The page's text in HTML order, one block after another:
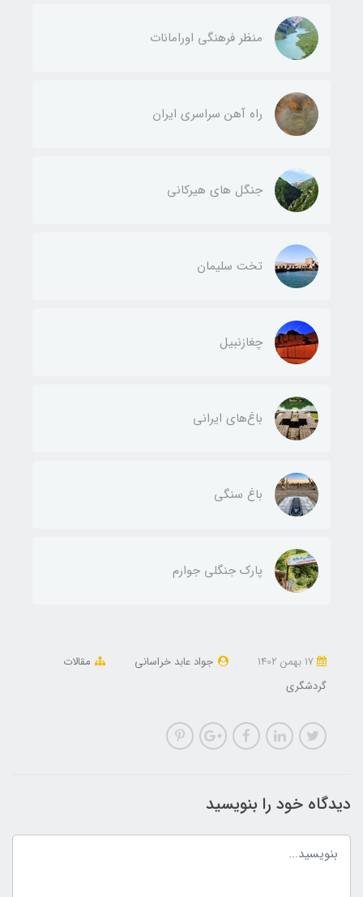
منظر فرهنگی اورامانات
راه آهن سراسری ایران
جنگل های هیرکانی
تخت سلیمان
چغازنبیل
باغ‌های ایرانی
باغ سنگی
پارک جنگلی جوارم
جواد عابد خراسانی
مقالات
گردشگری
دیدگاه خود را بنویسید